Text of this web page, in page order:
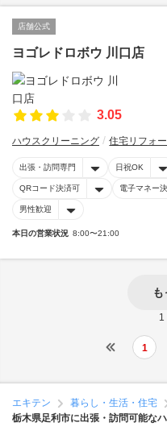
店舗公式
ヨゴレドロボウ 川口店
3.05
ハウスクリーニング 住宅リフォ
出張・訪問専門 日祝OK
QRコード決済可 電子マネー
男性歓迎
本日の営業状況 8:00〜21:00
も
1
1
エキテン 暮らし・生活・住宅
栃木県足利市に出張・訪問可能な